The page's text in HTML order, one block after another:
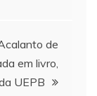
de
em livro,
UEPB